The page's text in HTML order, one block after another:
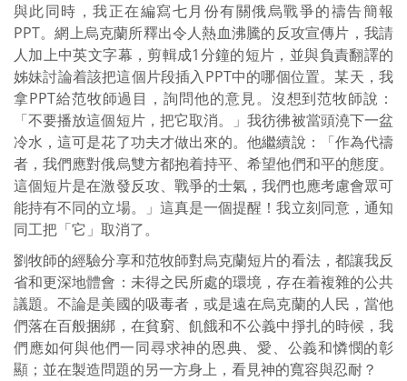
與此同時，我正在編寫七月份有關俄烏戰爭的禱告簡報
PPT。網上烏克蘭所釋出令人熱血沸騰的反攻宣傳片，我請
人加上中英文字幕，剪輯成1分鐘的短片，並與負責翻譯的
姊妹討論着該把這個片段插入PPT中的哪個位置。某天，我
拿PPT給范牧師過目，詢問他的意見。沒想到范牧師說：
「不要播放這個短片，把它取消。」我彷彿被當頭澆下一盆
冷水，這可是花了功夫才做出來的。他繼續說：「作為代禱
者，我們應對俄烏雙方都抱着持平、希望他們和平的態度。
這個短片是在激發反攻、戰爭的士氣，我們也應考慮會眾可
能持有不同的立場。」這真是一個提醒！我立刻同意，通知
同工把「它」取消了。
劉牧師的經驗分享和范牧師對烏克蘭短片的看法，都讓我反
省和更深地體會：未得之民所處的環境，存在着複雜的公共
議題。不論是美國的吸毒者，或是遠在烏克蘭的人民，當他
們落在百般捆綁，在貧窮、飢餓和不公義中掙扎的時候，我
們應如何與他們一同尋求神的恩典、愛、公義和憐憫的彰
顯；並在製造問題的另一方身上，看見神的寬容與忍耐？